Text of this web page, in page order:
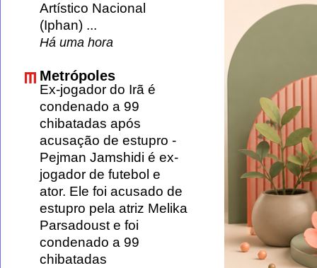
Artístico Nacional
(Iphan) ...
Há uma hora
Metrópoles
Ex-jogador do Irã é
condenado a 99
chibatadas após
acusação de estupro -
Pejman Jamshidi é ex-
jogador de futebol e
ator. Ele foi acusado de
estupro pela atriz Melika
Parsadoust e foi
condenado a 99
chibatadas